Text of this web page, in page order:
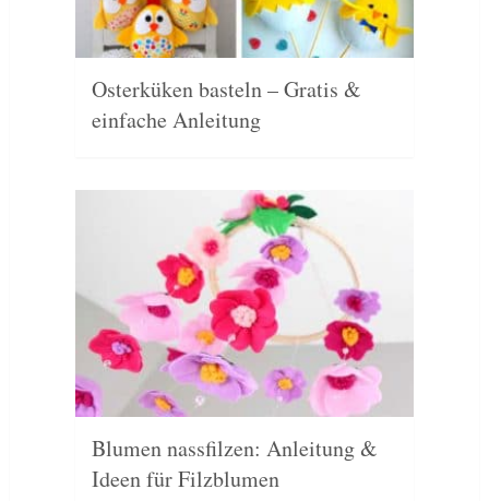
Osterküken basteln – Gratis &
einfache Anleitung
Blumen nassfilzen: Anleitung &
Ideen für Filzblumen